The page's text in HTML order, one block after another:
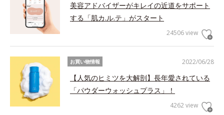
美容アドバイザーがキレイの近道をサポート
する「肌カ.ル.テ」がスタート
24506 view
2022/06/28
お買い物情報
【人気のヒミツを大解剖】長年愛されている
「パウダーウォッシュプラス」！
4262 view